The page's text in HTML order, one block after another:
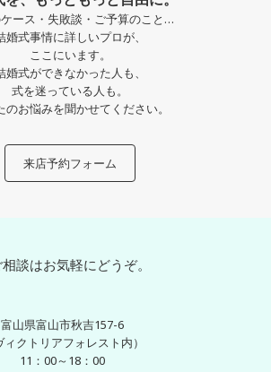
ース・失敗談・ご予算のこと…
婚式事情に詳しいプロが、
ここにいます。
婚式ができなかった人も、
式を迷っている人も。
のお悩みを聞かせてください。
来店予約フォーム
相談はお気軽にどうぞ。
富山県富山市秋吉157-6
ィクトリアフォレスト内）
11：00～18：00